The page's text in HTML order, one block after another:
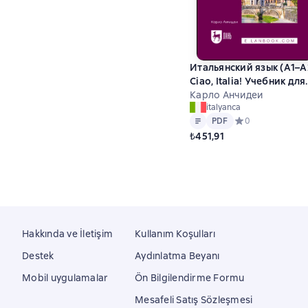
Итальянский язык
Ciao, Italia! Учебник для
вузов. 9-е издание,
стереотипное
Карло Анчидеи
italyanca
Metin
PDF
PDF Средний рейтинг
0
₺451,91
Hakkında ve İletişim
Destek
Mobil uygulamalar
Kullanım Koşulları
Aydınlatma Beyanı
Ön Bilgilendirme Formu
Mesafeli Satış Sözleşmesi